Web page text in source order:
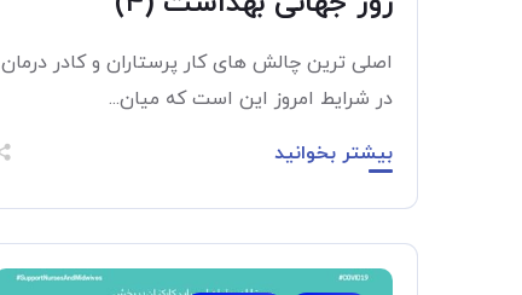
اصلی ترین چالش های کار پرستاران و کادر درمان
در شرایط امروز این است که میان...
بیشتر بخوانید